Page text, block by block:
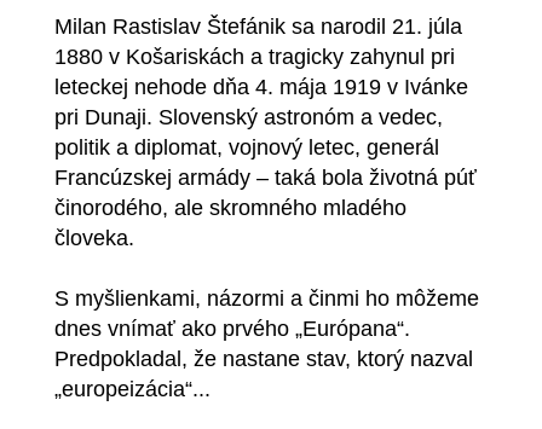
Milan Rastislav Štefánik sa narodil 21. júla
1880 v Košariskách a tragicky zahynul pri
leteckej nehode dňa 4. mája 1919 v Ivánke
pri Dunaji. Slovenský astronóm a vedec,
politik a diplomat, vojnový letec, generál
Francúzskej armády – taká bola životná púť
činorodého, ale skromného mladého
človeka.
S myšlienkami, názormi a činmi ho môžeme
dnes vnímať ako prvého „Európana“.
Predpokladal, že nastane stav, ktorý nazval
„europeizácia“...